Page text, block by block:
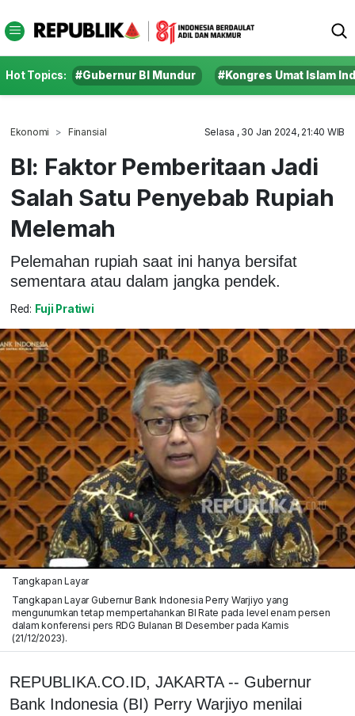
Hot Topics: #Gubernur BI Mundur #Kongres Umat Islam
Ekonomi Finansial Selasa , 30 Jan 2024, 21:40 WIB
BI: Faktor Pemberitaan Jadi
Salah Satu Penyebab Rupiah
Melemah
Pelemahan rupiah saat ini hanya bersifat
sementara atau dalam jangka pendek.
Red: Fuji Pratiwi
Tangkapan Layar
Tangkapan Layar Gubernur Bank Indonesia Perry Warjiyo yang
mengunumkan tetap mempertahankan BI Rate pada level enam persen
dalam konferensi pers RDG Bulanan BI Desember pada Kamis
(21/12/2023).
REPUBLIKA.CO.ID, JAKARTA -- Gubernur
Bank Indonesia (BI) Perry Warjiyo menilai